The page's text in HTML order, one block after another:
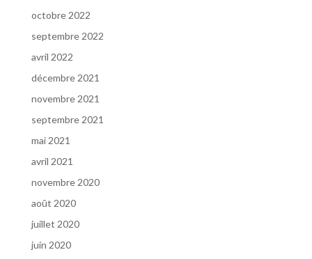
octobre 2022
septembre 2022
avril 2022
décembre 2021
novembre 2021
septembre 2021
mai 2021
avril 2021
novembre 2020
août 2020
juillet 2020
juin 2020